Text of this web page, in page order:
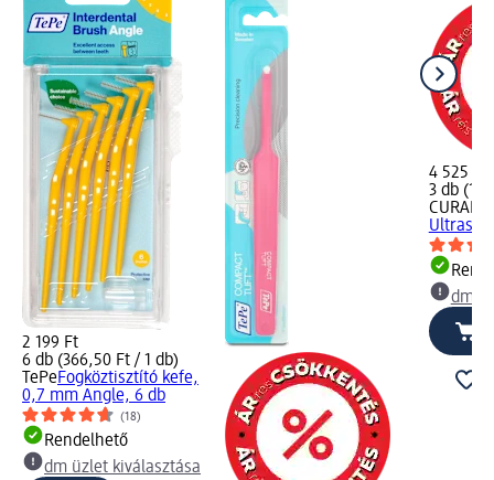
2 199 Ft
6 db (366,50 Ft / 1 db)
TePeFogköztisztító kefe,
0,7 mm Angle, 6 db
(18)
Rendelhető
dm üzlet kiválasztása
4 525 Ft
3 db (1
dm